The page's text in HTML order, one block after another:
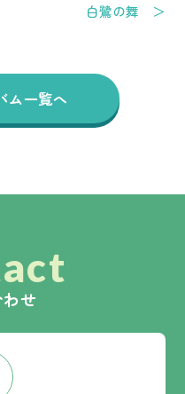
白鷺の舞 ＞
ム一覧へ
せ